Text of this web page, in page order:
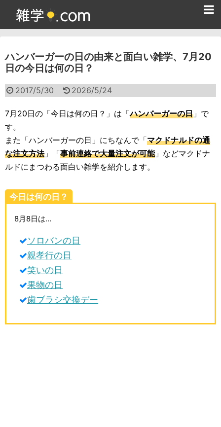
ハンバーガーの日の由来と面白い雑学、7月20
日の今日は何の日？
2017/5/30 2026/5/24
7月20日の「今日は何の日？」は「ハンバーガーの日 」で
す。
また「ハンバーガーの日」にちなんで「マクドナルドの通
な注文方法」「事前連絡で大量注文が可能」などマクドナ
ルドにまつわる面白い雑学を紹介します。
今日は何の日？
8月8日は…
ソロバンの日
親孝行の日
笑いの日
果物の日
歯ブラシ交換デー
雑学クイズ問題集
面白い雑学
スポーツ雑学
食べ物雑学
動物雑学
サイト情報